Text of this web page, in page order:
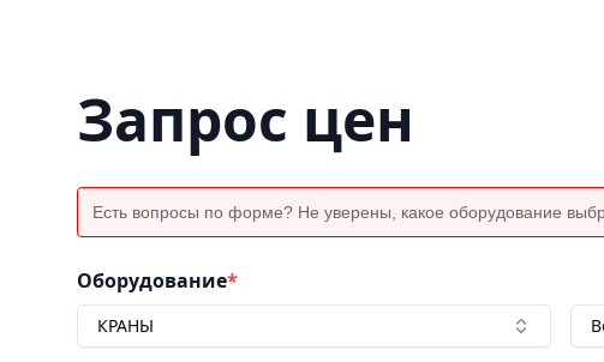
Запрос цен
Есть вопросы по форме? Не уверены, какое оборудование
Оборудование*
КРАНЫ